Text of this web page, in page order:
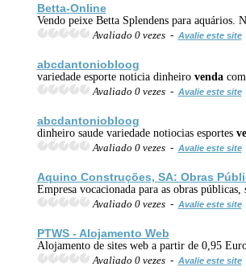
Betta-Online
Vendo peixe Betta Splendens para aquários.
Avaliado 0 vezes - Avalie este site
abcdantoniobloog
variedade esporte noticia dinheiro venda
Avaliado 0 vezes - Avalie este site
abcdantoniobloog
dinheiro saude variedade notiocias esportes
Avaliado 0 vezes - Avalie este site
Aquino Construções, SA: Obras
Empresa vocacionada para as obras públicas,
Avaliado 0 vezes - Avalie este site
PTWS - Alojamento Web
Alojamento de sites web a partir de 0,95
Avaliado 0 vezes - Avalie este site